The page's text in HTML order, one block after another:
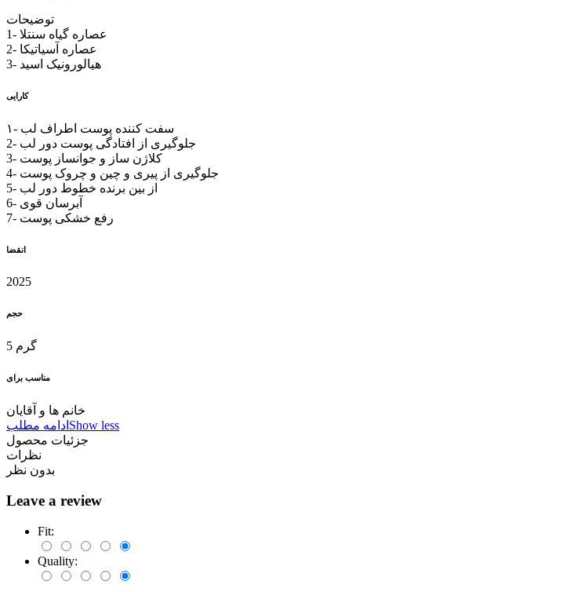
توضیحات
1- عصاره گیاه سنتلا
2- عصاره آسیاتیکا
3- هیالورونیک اسید
کارایی
۱- سفت کننده پوست اطراف لب
2- جلوگیری از افتادگی پوست دور لب
3- کلاژن ساز و جوانساز پوست
4- جلوگیری از پیری و چین و چروک پوست
5- از بین برنده خطوط دور لب
6- آبرسان قوی
7- رفع خشکی پوست
انقضا
2025
حجم
5 گرم
مناسب برای
خانم ها و آقایان
ادامه مطلب Show less
جزئیات محصول
نظرات
بدون نظر
Leave a review
Fit:
Quality: